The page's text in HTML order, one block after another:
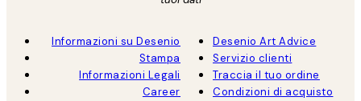
Informazioni su Desenio
Stampa
Informazioni Legali
Career
Desenio Art Advice
Servizio clienti
Traccia il tuo ordine
Condizioni di acquisto